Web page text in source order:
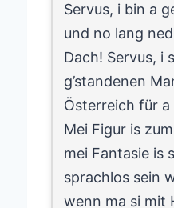
Servus, i bin a
und no lang
Dach! Servus, i
g’standenen
Österreich für
Mei Figur is
mei Fantasie is
sprachlos sein
wenn ma si mit